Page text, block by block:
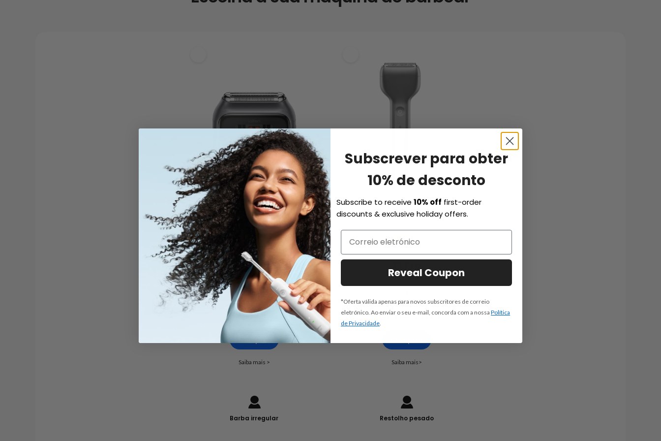
P3 Pro
Máquina de barbear linear
Cabeça de 3 lâminas
€ 199.99
Comprar
Saiba mais >
Barba irregular
NOVO
A partir de € 129,99
Saiba mais>
Restolho pesado
Subscrever para obter
10% de desconto
Subscribe to receive10% off first-order
discounts & exclusive holiday offers.
Reveal Coupon
*Oferta válida apenas para novos subscritores de correio
eletrónico. Ao enviar o seu e-mail, concorda com a nossaPolítica
de Privacidade